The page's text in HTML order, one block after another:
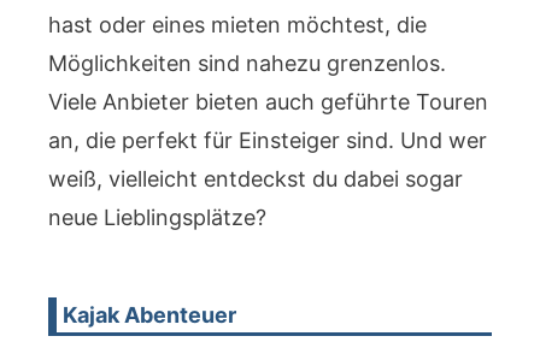
hast oder eines mieten möchtest, die
Möglichkeiten sind nahezu grenzenlos.
Viele Anbieter bieten auch geführte Touren
an, die perfekt für Einsteiger sind. Und wer
weiß, vielleicht entdeckst du dabei sogar
neue Lieblingsplätze?
Kajak Abenteuer